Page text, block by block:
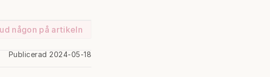
någon på artikeln
Publicerad 2024-05-18